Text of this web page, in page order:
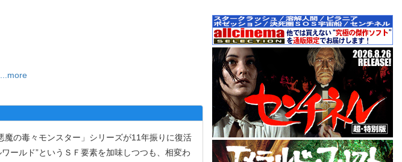
...more
の毒々モンスター」シリーズが11年振りに復活
ールド”というＳＦ要素を加味しつつも、相変わ